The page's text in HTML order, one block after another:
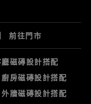
前往門市
磁磚設計搭配
廚房磁磚設計搭配
外牆磁磚設計搭配